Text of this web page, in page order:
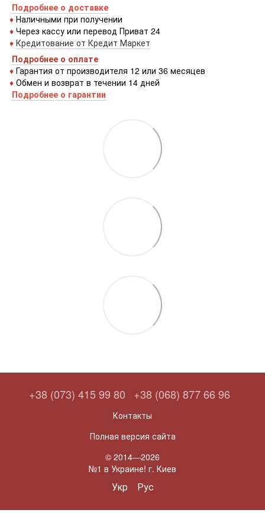
Подробнее о доставке
♦ Наличными при получении
♦ Через кассу или перевод Приват 24
♦ Кредитование от Кредит Маркет
Подробнее о оплате
♦ Гарантия от производителя 12 или 36 месяцев
♦ Обмен и возврат в течении 14 дней
Подробнее о гарантии
+38 (073) 415 99 80 +38 (068) 877 66 96
Контакты
Полная версия сайта
© 2014—2026
№1 в Украине! г. Киев
Укр Рус